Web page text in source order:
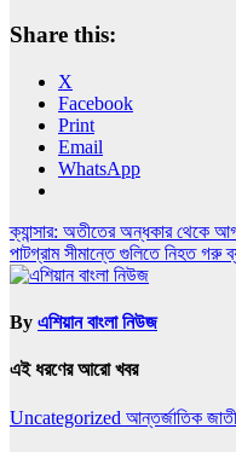
Share this:
X
Facebook
Print
Email
WhatsApp
Post
navigation
ক্যান্সার: অতীতের অন্ধকার থেকে
পাটগ্রাম সীমান্তে গুলিতে নিহত গরু
By এশিয়ান বাংলা নিউজ
এই ধরণের আরো খবর
Uncategorized আন্তর্জাতিক